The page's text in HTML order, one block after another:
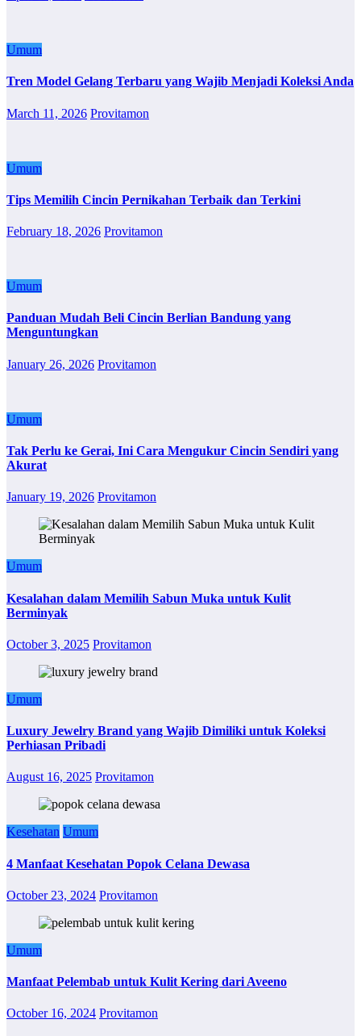
Umum
Tren Model Gelang Terbaru yang Wajib Menjadi Koleksi Anda
March 11, 2026 Provitamon
Umum
Tips Memilih Cincin Pernikahan Terbaik dan Terkini
February 18, 2026 Provitamon
Umum
Panduan Mudah Beli Cincin Berlian Bandung yang
Menguntungkan
January 26, 2026 Provitamon
Umum
Tak Perlu ke Gerai, Ini Cara Mengukur Cincin Sendiri yang
Akurat
January 19, 2026 Provitamon
Umum
Kesalahan dalam Memilih Sabun Muka untuk Kulit
Berminyak
October 3, 2025 Provitamon
Umum
Luxury Jewelry Brand yang Wajib Dimiliki untuk Koleksi
Perhiasan Pribadi
August 16, 2025 Provitamon
Kesehatan Umum
4 Manfaat Kesehatan Popok Celana Dewasa
October 23, 2024 Provitamon
Umum
Manfaat Pelembab untuk Kulit Kering dari Aveeno
October 16, 2024 Provitamon